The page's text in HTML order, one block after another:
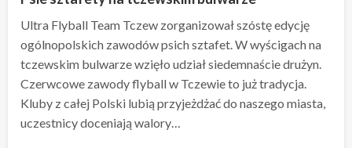
Ultra Flyball Team Tczew zorganizował szóstę edycję
ogólnopolskich zawodów psich sztafet. W wyścigach na
tczewskim bulwarze wzięło udział siedemnaście drużyn.
Czerwcowe zawody flyball w Tczewie to już tradycja.
Kluby z całej Polski lubią przyjeżdżać do naszego miasta,
uczestnicy doceniają walory…